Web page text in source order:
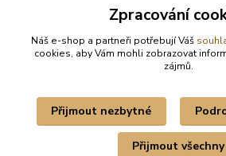
Upravit sběr cookies.
Zpracování
Náš e-shop a partneři potřebují Váš
cookies, aby Vám mohli zobrazovat
zájmů.
Přijmout nezbytné
Přijmout všechny